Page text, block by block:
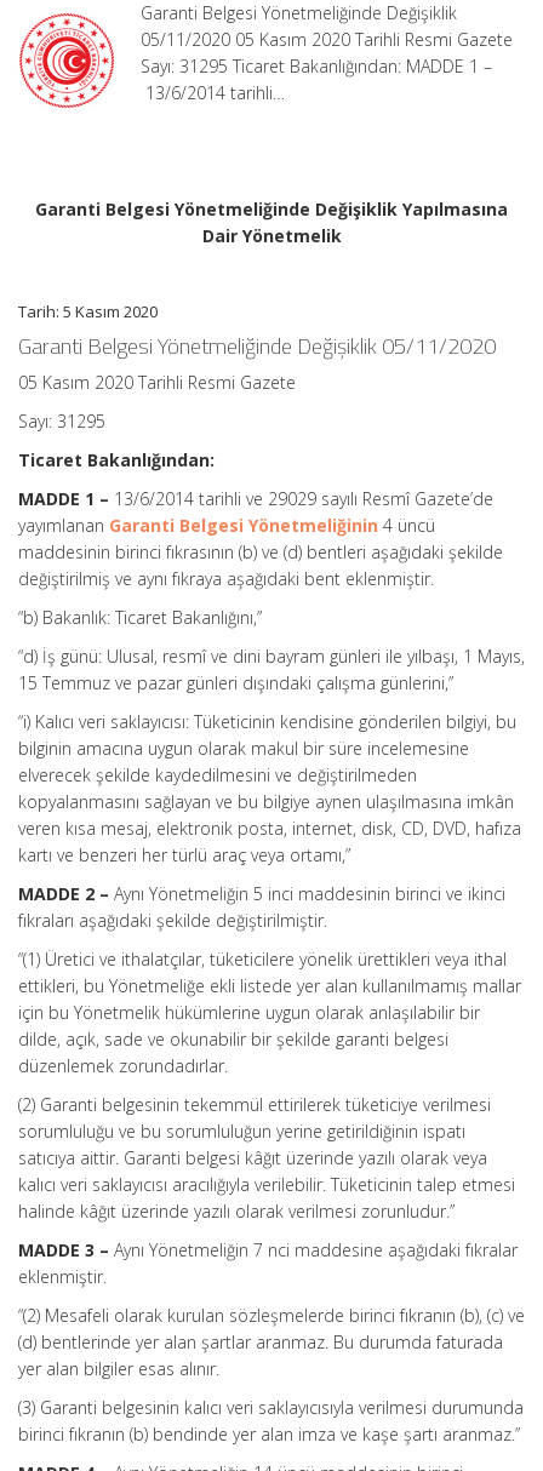
Garanti Belgesi Yönetmeliğinde Değişiklik
05/11/2020 05 Kasım 2020 Tarihli Resmi Gazete
Sayı: 31295 Ticaret Bakanlığından: MADDE 1 –
13/6/2014 tarihli…
Garanti Belgesi Yönetmeliğinde Değişiklik Yapılmasına
Dair Yönetmelik
Tarih: 5 Kasım 2020
Garanti Belgesi Yönetmeliğinde Değişiklik 05/11/2020
05 Kasım 2020 Tarihli Resmi Gazete
Sayı: 31295
Ticaret Bakanlığından:
MADDE 1 – 13/6/2014 tarihli ve 29029 sayılı Resmî Gazete’de
yayımlanan Garanti Belgesi Yönetmeliğinin 4 üncü
maddesinin birinci fıkrasının (b) ve (d) bentleri aşağıdaki şekilde
değiştirilmiş ve aynı fıkraya aşağıdaki bent eklenmiştir.
“b) Bakanlık: Ticaret Bakanlığını,”
“d) İş günü: Ulusal, resmî ve dini bayram günleri ile yılbaşı, 1 Mayıs,
15 Temmuz ve pazar günleri dışındaki çalışma günlerini,”
“i) Kalıcı veri saklayıcısı: Tüketicinin kendisine gönderilen bilgiyi, bu
bilginin amacına uygun olarak makul bir süre incelemesine
elverecek şekilde kaydedilmesini ve değiştirilmeden
kopyalanmasını sağlayan ve bu bilgiye aynen ulaşılmasına imkân
veren kısa mesaj, elektronik posta, internet, disk, CD, DVD, hafıza
kartı ve benzeri her türlü araç veya ortamı,”
MADDE 2 – Aynı Yönetmeliğin 5 inci maddesinin birinci ve ikinci
fıkraları aşağıdaki şekilde değiştirilmiştir.
“(1) Üretici ve ithalatçılar, tüketicilere yönelik ürettikleri veya ithal
ettikleri, bu Yönetmeliğe ekli listede yer alan kullanılmamış mallar
için bu Yönetmelik hükümlerine uygun olarak anlaşılabilir bir
dilde, açık, sade ve okunabilir bir şekilde garanti belgesi
düzenlemek zorundadırlar.
(2) Garanti belgesinin tekemmül ettirilerek tüketiciye verilmesi
sorumluluğu ve bu sorumluluğun yerine getirildiğinin ispatı
satıcıya aittir. Garanti belgesi kâğıt üzerinde yazılı olarak veya
kalıcı veri saklayıcısı aracılığıyla verilebilir. Tüketicinin talep etmesi
halinde kâğıt üzerinde yazılı olarak verilmesi zorunludur.”
MADDE 3 – Aynı Yönetmeliğin 7 nci maddesine aşağıdaki fıkralar
eklenmiştir.
“(2) Mesafeli olarak kurulan sözleşmelerde birinci fıkranın (b), (c) ve
(d) bentlerinde yer alan şartlar aranmaz. Bu durumda faturada
yer alan bilgiler esas alınır.
(3) Garanti belgesinin kalıcı veri saklayıcısıyla verilmesi durumunda
birinci fıkranın (b) bendinde yer alan imza ve kaşe şartı aranmaz.”